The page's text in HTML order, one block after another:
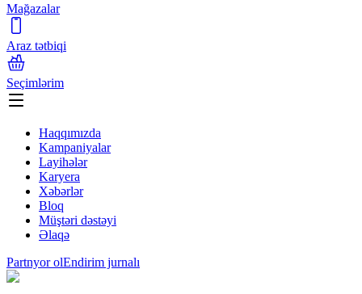
Mağazalar
Araz tətbiqi
Seçimlərim
Haqqımızda
Kampaniyalar
Layihələr
Karyera
Xəbərlər
Bloq
Müştəri dəstəyi
Əlaqə
Partnyor olEndirim jurnalı